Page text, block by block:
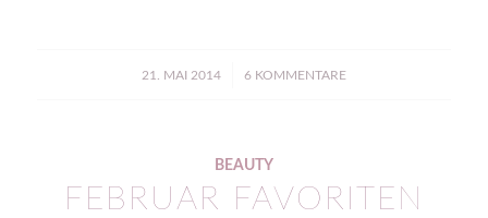
21. MAI 2014
/ 6 KOMMENTARE
BEAUTY
FEBRUAR FAVORITEN